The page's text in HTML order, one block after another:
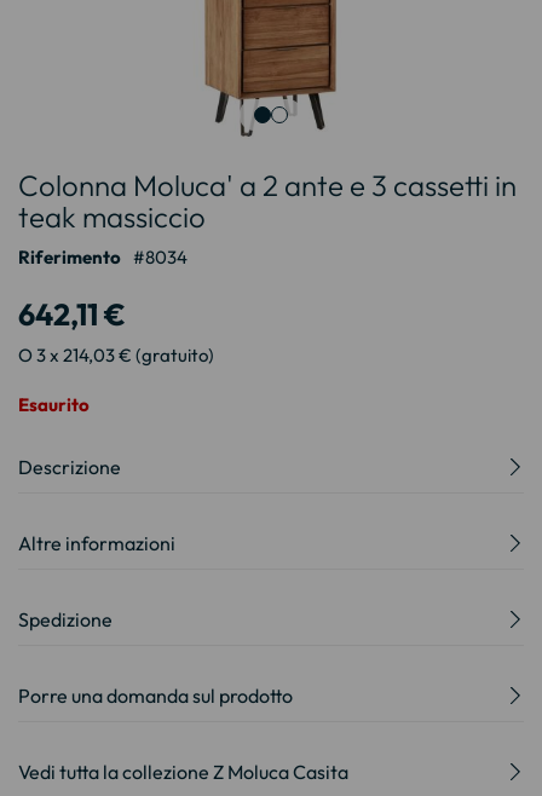
all'inizio
della
galleria
di
Colonna Moluca' a 2 ante e 3 cassetti in
teak massiccio
Riferimento 8034
642,11 €
O 3 x 214,03 € (gratuito)
Esaurito
Descrizione
Altre informazioni
Spedizione
Porre una domanda sul prodotto
Vedi tutta la collezione Z Moluca Casita